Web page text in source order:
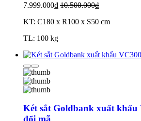
7.999.000₫ 10.500.000₫
KT: C180 x R100 x S50 cm
TL: 100 kg
Két sắt Goldbank xuất khẩu